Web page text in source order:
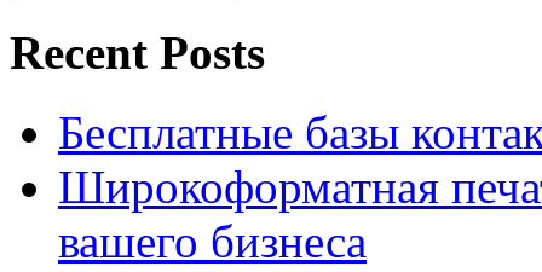
Recent Posts
Бесплатные базы
Широкоформатная
вашего бизнеса